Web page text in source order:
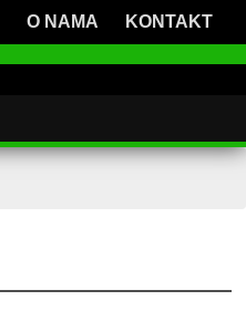
O NAMA KONTAKT